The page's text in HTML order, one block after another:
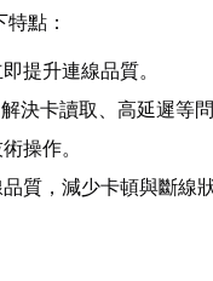
點：
提升連線品質。
決卡讀取、高延遲等
操作。
質，減少卡頓與斷線